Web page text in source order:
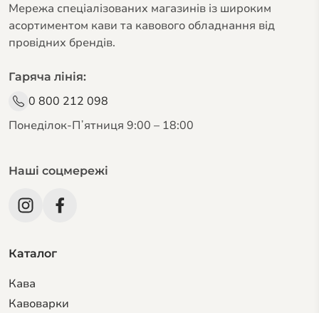
Мережа спеціалізованих магазинів із широким
асортиментом кави та кавового обладнання від
провідних брендів.
Гаряча лінія:
0 800 212 098
Понеділок-Пʼятниця 9:00 – 18:00
Наші соцмережі
Каталог
Кава
Кавоварки